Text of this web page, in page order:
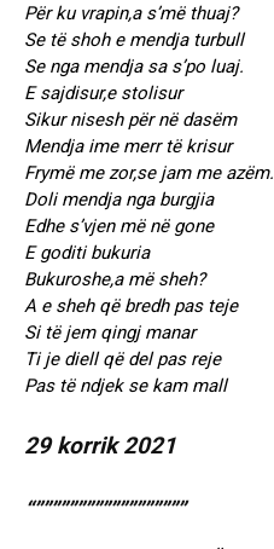
Për ku vrapin,a s’më thuaj?
Se të shoh e mendja turbull
Se nga mendja sa s’po luaj.
E sajdisur,e stolisur
Sikur nisesh për në dasëm
Mendja ime merr të krisur
Frymë me zor,se jam me azëm.
Doli mendja nga burgjia
Edhe s’vjen më në gone
E goditi bukuria
Bukuroshe,a më sheh?
A e sheh që bredh pas teje
Si të jem qingj manar
Ti je diell që del pas reje
Pas të ndjek se kam mall
29 korrik 2021
“””””””””””””””””””